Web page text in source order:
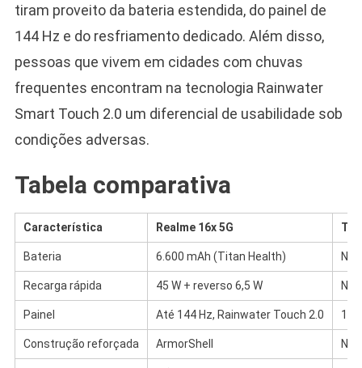
tiram proveito da bateria estendida, do painel de
144 Hz e do resfriamento dedicado. Além disso,
pessoas que vivem em cidades com chuvas
frequentes encontram na tecnologia Rainwater
Smart Touch 2.0 um diferencial de usabilidade sob
condições adversas.
Tabela comparativa
Característica Realme 16x 5G
Bateria 6.600 mAh (Titan Health)
Recarga rápida 45 W + reverso 6,5 W
Painel Até 144 Hz, Rainwater Touch 2.0
Construção reforçada ArmorShell